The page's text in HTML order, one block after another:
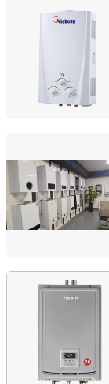
Zhongshan
Guangdong,
Markevina
Guangdong,
Zhongshan